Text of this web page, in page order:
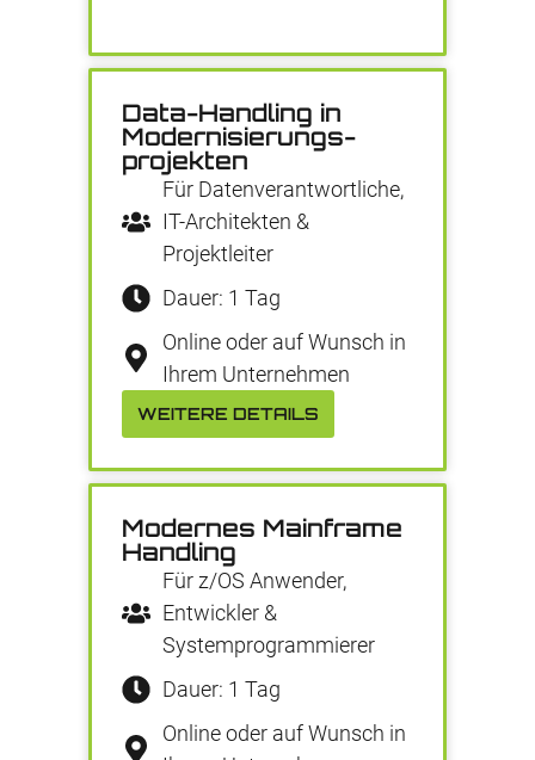
Data-Handling in
Modernisierungs­­­
projekten
Für Datenverantwortliche,
IT-Architekten &
Projektleiter
Dauer: 1 Tag
Online oder auf Wunsch in
Ihrem Unternehmen
WEITERE DETAILS
Modernes Mainframe
Handling
Für z/OS Anwender,
Entwickler &
Systemprogrammierer
Dauer: 1 Tag
Online oder auf Wunsch in